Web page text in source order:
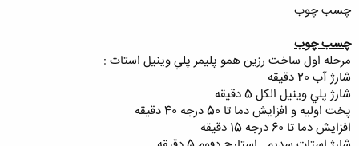
چسب چوب
چسب چوب
مرحله اول ساخت رزين همو پليمر پلي وينيل استات :
شارژ آب 20 دقيقه
شارژ پلي وينيل الكل 5 دقيقه
پخت اوليه و افزايش دما تا 50 درجه 40 دقيقه
افزايش دما تا 60 درجه 15 دقيقه